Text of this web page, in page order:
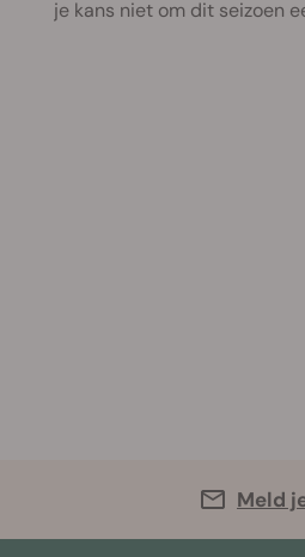
je kans niet om dit seizoen
Meld